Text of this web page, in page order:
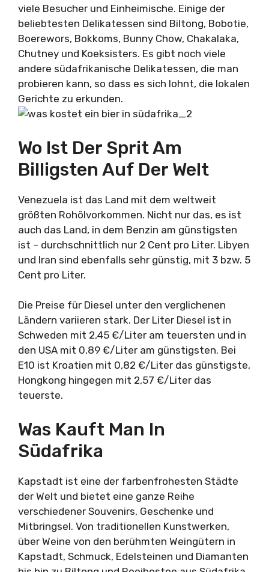
viele Besucher und Einheimische. Einige der
beliebtesten Delikatessen sind Biltong, Bobotie,
Boerewors, Bokkoms, Bunny Chow, Chakalaka,
Chutney und Koeksisters. Es gibt noch viele
andere südafrikanische Delikatessen, die man
probieren kann, so dass es sich lohnt, die lokalen
Gerichte zu erkunden.
Wo Ist Der Sprit Am
Billigsten Auf Der Welt
Venezuela ist das Land mit dem weltweit
größten Rohölvorkommen. Nicht nur das, es ist
auch das Land, in dem Benzin am günstigsten
ist – durchschnittlich nur 2 Cent pro Liter. Libyen
und Iran sind ebenfalls sehr günstig, mit 3 bzw. 5
Cent pro Liter.
Die Preise für Diesel unter den verglichenen
Ländern variieren stark. Der Liter Diesel ist in
Schweden mit 2,45 €/Liter am teuersten und in
den USA mit 0,89 €/Liter am günstigsten. Bei
E10 ist Kroatien mit 0,82 €/Liter das günstigste,
Hongkong hingegen mit 2,57 €/Liter das
teuerste.
Was Kauft Man In
Südafrika
Kapstadt ist eine der farbenfrohesten Städte
der Welt und bietet eine ganze Reihe
verschiedener Souvenirs, Geschenke und
Mitbringsel. Von traditionellen Kunstwerken,
über Weine von den berühmten Weingütern in
Kapstadt, Schmuck, Edelsteinen und Diamanten